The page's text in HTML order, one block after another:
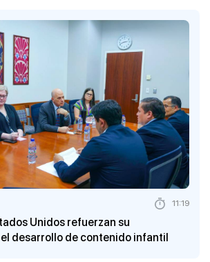
Unidos refuerzan su
desarrollo de contenido infantil
11:19